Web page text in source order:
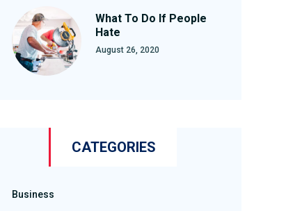
What To Do If People
Hate
August 26, 2020
CATEGORIES
Business